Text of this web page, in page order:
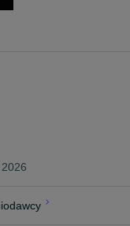
adres
propozycję produktową
ofertę.